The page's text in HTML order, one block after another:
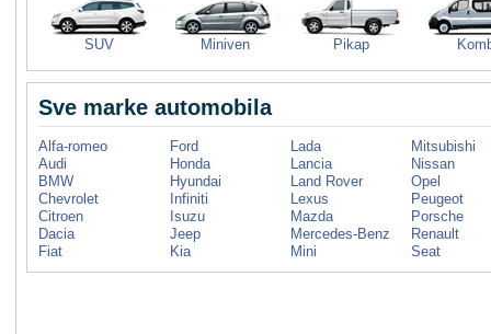
SUV Miniven Pikap
Sve marke automobila
Alfa-romeo
Audi
BMW
Chevrolet
Citroen
Dacia
Fiat
Ford
Honda
Hyundai
Infiniti
Isuzu
Jeep
Kia
Lada
Lancia
Land Rover
Lexus
Mazda
Mercedes-Benz
Mini
Mitsubishi
Nissan
Opel
Peugeot
Porsche
Renault
Seat